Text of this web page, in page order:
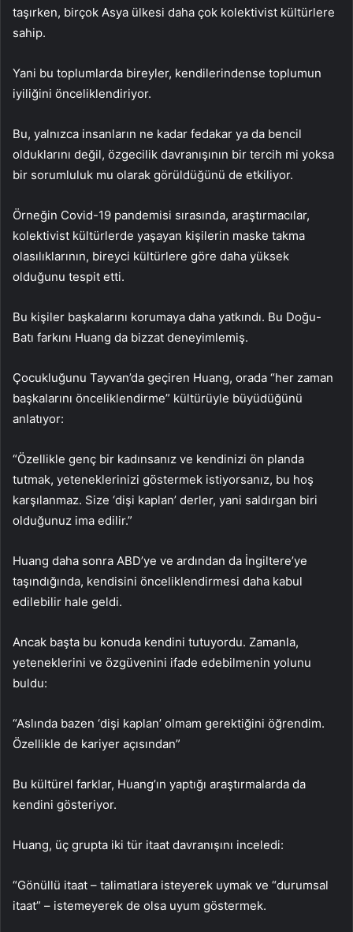
taşırken, birçok Asya ülkesi daha çok kolektivist kültürlere
sahip.
Yani bu toplumlarda bireyler, kendilerindense toplumun
iyiliğini önceliklendiriyor.
Bu, yalnızca insanların ne kadar fedakar ya da bencil
olduklarını değil, özgecilik davranışının bir tercih mi yoksa
bir sorumluluk mu olarak görüldüğünü de etkiliyor.
Örneğin Covid-19 pandemisi sırasında, araştırmacılar,
kolektivist kültürlerde yaşayan kişilerin maske takma
olasılıklarının, bireyci kültürlere göre daha yüksek
olduğunu tespit etti.
Bu kişiler başkalarını korumaya daha yatkındı. Bu Doğu-
Batı farkını Huang da bizzat deneyimlemiş.
Çocukluğunu Tayvan’da geçiren Huang, orada “her zaman
başkalarını önceliklendirme” kültürüyle büyüdüğünü
anlatıyor:
“Özellikle genç bir kadınsanız ve kendinizi ön planda
tutmak, yeteneklerinizi göstermek istiyorsanız, bu hoş
karşılanmaz. Size ‘dişi kaplan’ derler, yani saldırgan biri
olduğunuz ima edilir.”
Huang daha sonra ABD’ye ve ardından da İngiltere’ye
taşındığında, kendisini önceliklendirmesi daha kabul
edilebilir hale geldi.
Ancak başta bu konuda kendini tutuyordu. Zamanla,
yeteneklerini ve özgüvenini ifade edebilmenin yolunu
buldu:
“Aslında bazen ‘dişi kaplan’ olmam gerektiğini öğrendim.
Özellikle de kariyer açısından”
Bu kültürel farklar, Huang’ın yaptığı araştırmalarda da
kendini gösteriyor.
Huang, üç grupta iki tür itaat davranışını inceledi:
“Gönüllü itaat – talimatlara isteyerek uymak ve “durumsal
itaat” – istemeyerek de olsa uyum göstermek.